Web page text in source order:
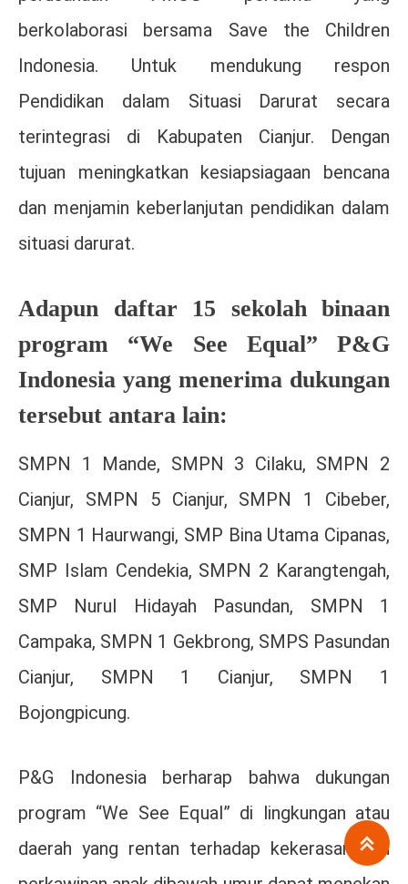
berkolaborasi bersama Save the Children
Indonesia. Untuk mendukung respon
Pendidikan dalam Situasi Darurat secara
terintegrasi di Kabupaten Cianjur. Dengan
tujuan meningkatkan kesiapsiagaan bencana
dan menjamin keberlanjutan pendidikan dalam
situasi darurat.
Adapun daftar 15 sekolah binaan
program “We See Equal” P&G
Indonesia yang menerima dukungan
tersebut antara lain:
SMPN 1 Mande, SMPN 3 Cilaku, SMPN 2
Cianjur, SMPN 5 Cianjur, SMPN 1 Cibeber,
SMPN 1 Haurwangi, SMP Bina Utama Cipanas,
SMP Islam Cendekia, SMPN 2 Karangtengah,
SMP Nurul Hidayah Pasundan, SMPN 1
Campaka, SMPN 1 Gekbrong, SMPS Pasundan
Cianjur, SMPN 1 Cianjur, SMPN 1
Bojongpicung.
P&G Indonesia berharap bahwa dukungan
program “We See Equal” di lingkungan atau
daerah yang rentan terhadap kekerasan dan